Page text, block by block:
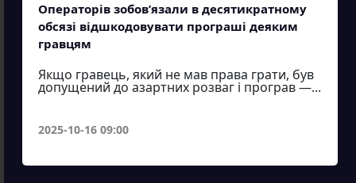
Операторів зобов’язали в десятикратному
обсязі відшкодовувати програші деяким
гравцям
Якщо гравець, який не мав права грати, був
допущений до азартних розваг і програв —...
2025-10-16 09:00